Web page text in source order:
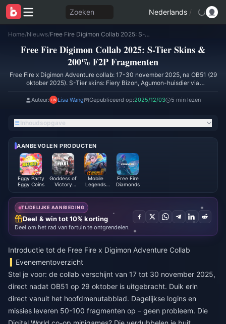
Zoeken Nederlands /
Home/Nieuws/ Free Fire Digimon Collab 2025: S-Tier Skins & 200% F2P Fragmenten
Free Fire Digimon Collab 2025: S-Tier Skins &
200% F2P Fragmenten
Free Fire x Digimon Adventure collab: 17-30 november 2025, na OB51 (29
oktober 2025). S-Tier skins: Fiery Bizon, Agumon-huisdier via
upgrades), Super Board stunts. Gratis fragmenten max F2P; munten
Auteur: Lisa Wang Gepubliceerd op:2025/12/03 5 min lezen
Inhoudsopgave
AANBEVOLEN PRODUCTEN
Eggy Party
Eggy Coins
Goddess of
Victory
Mobile
Legends
Free Fire
Diamonds
TIJDELIJKE AANBIEDING
Deel & win tot 10% korting
Deel om het rad van fortuin te ontgrendelen.
Introductie tot de Free Fire x Digimon Adventure Collab
Evenementoverzicht
Stel je voor: de collab verschijnt van 17 tot 30 november 2025,
direct nadat OB51 op 29 oktober is uitgebracht. Duik erin
direct vanuit het hoofdmenutabblad. Dagelijkse logins en
missies leveren 50-100 fragmenten op – geen probleem. Die